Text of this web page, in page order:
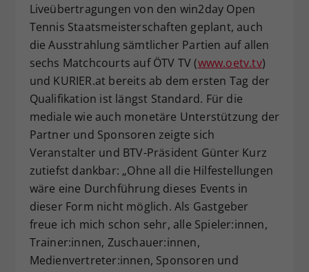
Liveübertragungen von den win2day Open
Tennis Staatsmeisterschaften geplant, auch
die Ausstrahlung sämtlicher Partien auf allen
sechs Matchcourts auf ÖTV TV (www.oetv.tv)
und KURIER.at bereits ab dem ersten Tag der
Qualifikation ist längst Standard. Für die
mediale wie auch monetäre Unterstützung der
Partner und Sponsoren zeigte sich
Veranstalter und BTV-Präsident Günter Kurz
zutiefst dankbar: „Ohne all die Hilfestellungen
wäre eine Durchführung dieses Events in
dieser Form nicht möglich. Als Gastgeber
freue ich mich schon sehr, alle Spieler:innen,
Trainer:innen, Zuschauer:innen,
Medienvertreter:innen, Sponsoren und